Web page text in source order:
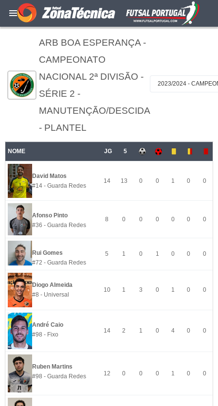
ARB BOA ESPERANÇA -
CAMPEONATO
NACIONAL 2ª DIVISÃO -
SÉRIE 2 -
MANUTENÇÃO/DESCIDA
- PLANTEL
2023/2024 -
NOME JG 5
David Matos
#14 - Guarda Redes
14 13 0 0 1 0 0
Afonso Pinto
#36 - Guarda Redes
8 0 0 0 0 0 0
Rui Gomes
#72 - Guarda Redes
5 1 0 1 0 0 0
Diogo Almeida
#8 - Universal
10 1 3 0 1 0 0
André Caio
#98 - Fixo
14 2 1 0 4 0 0
Ruben Martins
#98 - Guarda Redes
12 0 0 0 1 0 0